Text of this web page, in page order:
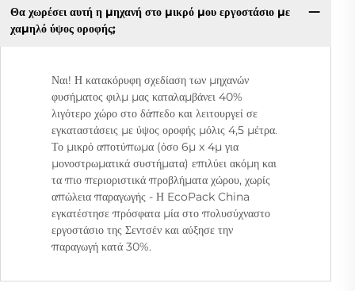
Θα χωρέσει αυτή η μηχανή στο μικρό μου εργοστάσιο με
χαμηλό ύψος οροφής;
Ναι! Η κατακόρυφη σχεδίαση των μηχανών
φυσήματος φιλμ μας καταλαμβάνει 40%
λιγότερο χώρο στο δάπεδο και λειτουργεί σε
εγκαταστάσεις με ύψος οροφής μόλις 4,5 μέτρα.
Το μικρό αποτύπωμα (όσο 6μ x 4μ για
μονοστρωματικά συστήματα) επιλύει ακόμη και
τα πιο περιοριστικά προβλήματα χώρου, χωρίς
απώλεια παραγωγής - Η EcoPack China
εγκατέστησε πρόσφατα μία στο πολυσύχναστο
εργοστάσιο της Σεντσέν και αύξησε την
παραγωγή κατά 30%.